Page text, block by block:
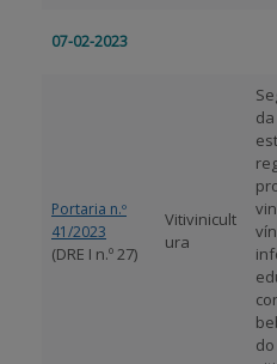
07-02-2023
Portaria n.º
41/2023
(DRE I n.º 27)
Vitivinicult
ura